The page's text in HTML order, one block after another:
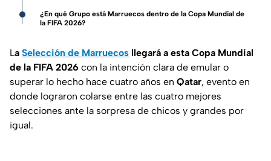
¿En qué Grupo está Marruecos dentro de la Copa Mundial de
la FIFA 2026?
La Selección de Marruecos llegará a esta Copa Mundial
de la FIFA 2026 con la intención clara de emular o
superar lo hecho hace cuatro años en Qatar, evento en
donde lograron colarse entre las cuatro mejores
selecciones ante la sorpresa de chicos y grandes por
igual.